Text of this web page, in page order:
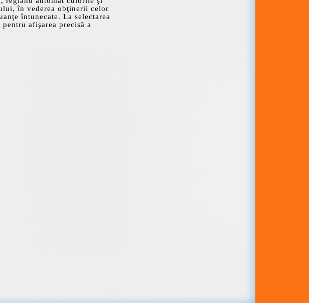
în vederea obţinerii celor
întunecate. La selectarea
afişarea precisă a